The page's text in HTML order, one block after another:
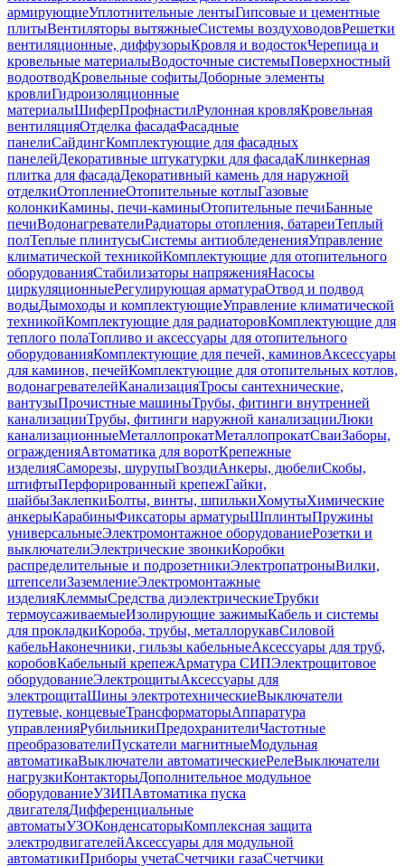
армирующиеУплотнительные лентыГипсовые и цементные
плитыВентиляторы вытяжныеСистемы воздуховодовРешетки
вентиляционные, диффузорыКровля и водостокЧерепица и
кровельные материалыВодосточные системыПоверхностный
водоотводКровельные софитыДоборные элементы
кровлиГидроизоляционные
материалыШиферПрофнастилРулонная кровляКровельная
вентиляцияОтделка фасадаФасадные
панелиСайдингКомплектующие для фасадных
панелейДекоративные штукатурки для фасадаКлинкерная
плитка для фасадаДекоративный камень для наружной
отделкиОтоплениеОтопительные котлыГазовые
колонкиКамины, печи-каминыОтопительные печиБанные
печиВодонагревателиРадиаторы отопления, батареиТеплый
полТеплые плинтусыСистемы антиобледененияУправление
климатической техникойКомплектующие для отопительного
оборудованияСтабилизаторы напряженияНасосы
циркуляционныеРегулирующая арматураОтвод и подвод
водыДымоходы и комплектующиеУправление климатической
техникойКомплектующие для радиаторовКомплектующие для
теплого полаТопливо и аксессуары для отопительного
оборудованияКомплектующие для печей, каминовАксессуары
для каминов, печейКомплектующие для отопительных котлов,
водонагревателейКанализацияТросы сантехнические,
вантузыПрочистные машиныТрубы, фитинги внутренней
канализацииТрубы, фитинги наружной канализацииЛюки
канализационныеМеталлопрокатМеталлопрокатСваиЗаборы,
огражденияАвтоматика для воротКрепежные
изделияСаморезы, шурупыГвоздиАнкеры, дюбелиСкобы,
штифтыПерфорированный крепежГайки,
шайбыЗаклепкиБолты, винты, шпилькиХомутыХимические
анкерыКарабиныФиксаторы арматурыШплинтыПружины
универсальныеЭлектромонтажное оборудованиеРозетки и
выключателиЭлектрические звонкиКоробки
распределительные и подрозетникиЭлектропатроныВилки,
штепселиЗаземлениеЭлектромонтажные
изделияКлеммыСредства диэлектрическиеТрубки
термоусаживаемыеИзолирующие зажимыКабель и системы
для прокладкиКороба, трубы, металлорукавСиловой
кабельНаконечники, гильзы кабельныеАксессуары для труб,
коробовКабельный крепежАрматура СИПЭлектрощитовое
оборудованиеЭлектрощитыАксессуары для
электрощитаШины электротехническиеВыключатели
путевые, концевыеТрансформаторыАппаратура
управленияРубильникиПредохранителиЧастотные
преобразователиПускатели магнитныеМодульная
автоматикаВыключатели автоматическиеРелеВыключатели
нагрузкиКонтакторыДополнительное модульное
оборудованиеУЗИПАвтоматика пуска
двигателяДифференциальные
автоматыУЗОКонденсаторыКомплексная защита
электродвигателейАксессуары для модульной
автоматикиПриборы учетаСчетчики газаСчетчики